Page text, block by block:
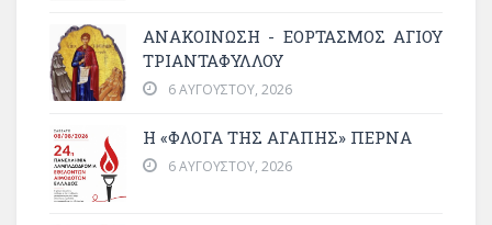
ΑΝΑΚΟΙΝΩΣΗ - ΕΟΡΤΑΣΜΟΣ ΑΓΙΟΥ
ΤΡΙΑΝΤΑΦΥΛΛΟΥ
6 ΑΥΓΟΎΣΤΟΥ, 2026
Η «ΦΛΌΓΑ ΤΗΣ ΑΓΆΠΗΣ» ΠΕΡΝΆ
6 ΑΥΓΟΎΣΤΟΥ, 2026